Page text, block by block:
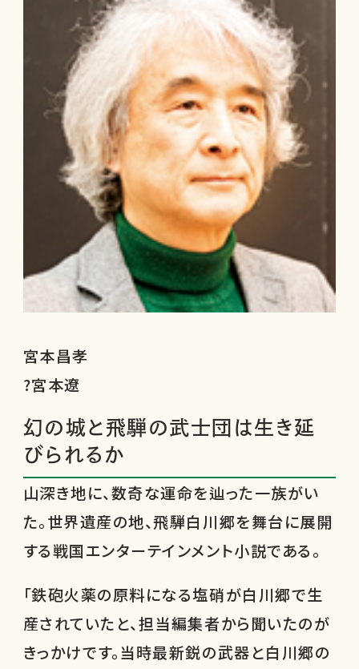
宮本昌孝
?宮本遼
幻の城と飛騨の武士団は生き延
びられるか
山深き地に、数奇な運命を辿った一族がい
た。世界遺産の地、飛騨白川郷を舞台に展開
する戦国エンターテインメント小説である。
「鉄砲火薬の原料になる塩硝が白川郷で生
産されていたと、担当編集者から聞いたのが
きっかけです。当時最新鋭の武器と白川郷の